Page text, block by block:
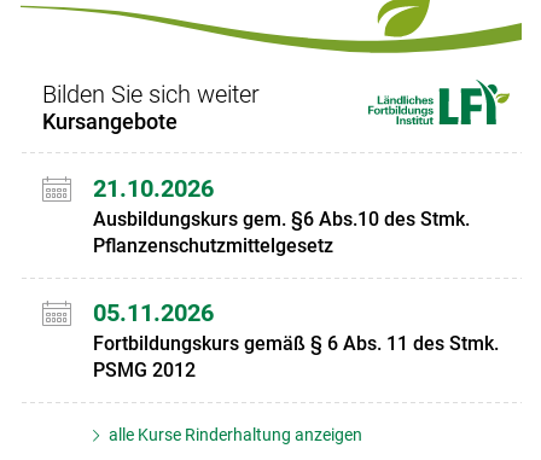
Bilden Sie sich weiter
Kursangebote
21.10.2026
Ausbildungskurs gem. §6 Abs.10 des Stmk.
Pflanzenschutzmittelgesetz
05.11.2026
Fortbildungskurs gemäß § 6 Abs. 11 des Stmk.
PSMG 2012
alle Kurse Rinderhaltung anzeigen